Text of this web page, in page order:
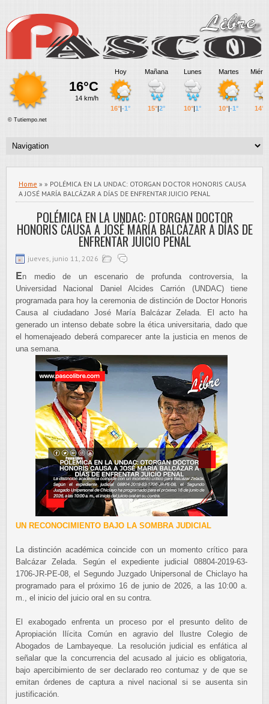
Home » » POLÉMICA EN LA UNDAC: OTORGAN DOCTOR HONORIS CAUSA
A JOSÉ MARÍA BALCÁZAR A DÍAS DE ENFRENTAR JUICIO PENAL
POLÉMICA EN LA UNDAC: OTORGAN DOCTOR
HONORIS CAUSA A JOSÉ MARÍA BALCÁZAR A DÍAS DE
ENFRENTAR JUICIO PENAL
jueves, junio 11, 2026
En medio de un escenario de profunda controversia, la
Universidad Nacional Daniel Alcides Carrión (UNDAC) tiene
programada para hoy la ceremonia de distinción de Doctor Honoris
Causa al ciudadano José María Balcázar Zelada. El acto ha
generado un intenso debate sobre la ética universitaria, dado que
el homenajeado deberá comparecer ante la justicia en menos de
una semana.
UN RECONOCIMIENTO BAJO LA SOMBRA JUDICIAL
La distinción académica coincide con un momento crítico para
Balcázar Zelada. Según el expediente judicial 08804-2019-63-
1706-JR-PE-08, el Segundo Juzgado Unipersonal de Chiclayo ha
programado para el próximo 16 de junio de 2026, a las 10:00 a.
m., el inicio del juicio oral en su contra.
El exabogado enfrenta un proceso por el presunto delito de
Apropiación Ilícita Común en agravio del Ilustre Colegio de
Abogados de Lambayeque. La resolución judicial es enfática al
señalar que la concurrencia del acusado al juicio es obligatoria,
bajo apercibimiento de ser declarado reo contumaz y de que se
emitan órdenes de captura a nivel nacional si se ausenta sin
justificación.